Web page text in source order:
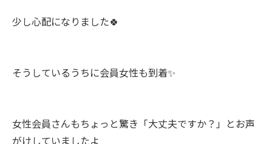
少し心配になりました🍀
そうしているうちに会員女性も到着✨
女性会員さんもちょっと驚き「大丈夫ですか？」とお声
がけしていましたよ